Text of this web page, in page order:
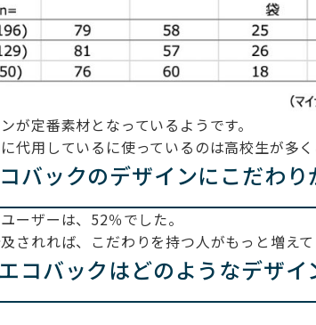
が定番素材となっているようです。
代用しているに使っているのは高校生が多く
バックのデザインにこだわり
ーザーは、52％でした。
されれば、こだわりを持つ人がもっと増え
コバックはどのようなデザイ